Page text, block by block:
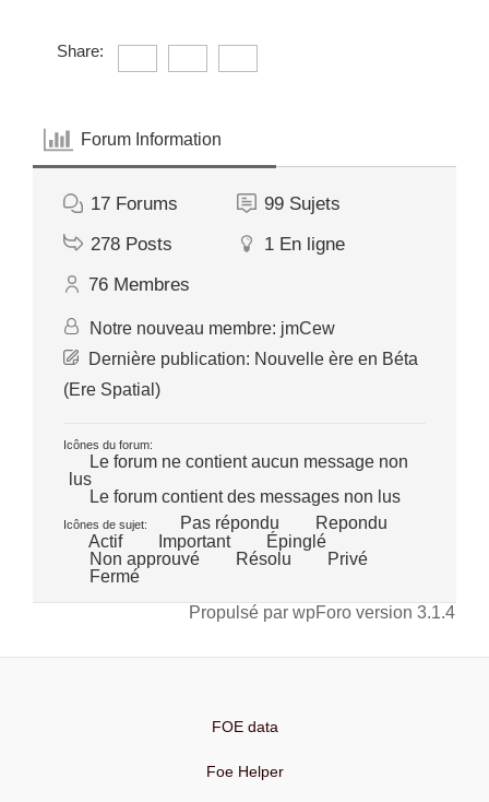
Share:
Forum Information
17 Forums 99 Sujets
278 Posts 1 En ligne
76 Membres
Notre nouveau membre: jmCew
Dernière publication: Nouvelle ère en Béta
(Ere Spatial)
Icônes du forum:
Le forum ne contient aucun message non
lus
Le forum contient des messages non lus
Icônes de sujet: Pas répondu
Repondu
Actif
Important
Épinglé
Non approuvé
Résolu
Privé
Fermé
Propulsé par wpForo version 3.1.4
FOE data
Foe Helper